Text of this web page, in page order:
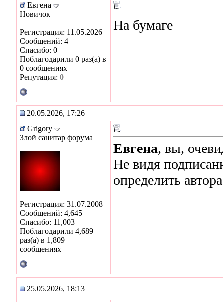
Евгена
Новичок
Регистрация: 11.05.2026
Сообщений: 4
Спасибо: 0
Поблагодарили 0 раз(а) в
0 сообщениях
Репутация: 0
На бумаге
20.05.2026, 17:26
Grigory
Злой санитар форума
Регистрация: 31.07.2008
Сообщений: 4,645
Спасибо: 11,003
Поблагодарили 4,689
раз(а) в 1,809
сообщениях
Евгена, вы,
Не видя
определить
25.05.2026, 18:13